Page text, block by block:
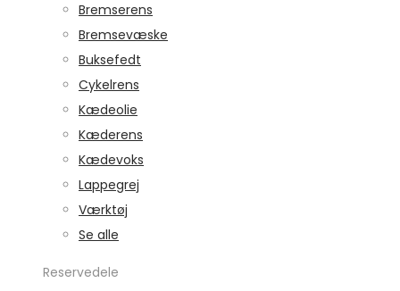
Bremserens
Bremsevæske
Buksefedt
Cykelrens
Kædeolie
Kæderens
Kædevoks
Lappegrej
Værktøj
Se alle
Reservedele